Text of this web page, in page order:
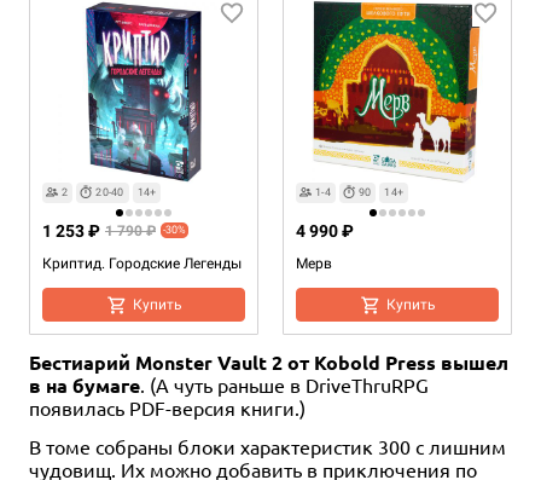
2 20-40 14+
Криптид. Городские Легенды
1 253 ₽ 1 790 ₽ -30%
Купить
1-4 90 14+
Мерв
4 990 ₽
Купить
Бестиарий Monster Vault 2 от Kobold Press вышел
в на бумаге . (А чуть раньше в DriveThruRPG
появилась PDF-версия книги.)
В томе собраны блоки характеристик 300 с лишним
чудовищ. Их можно добавить в приключения по